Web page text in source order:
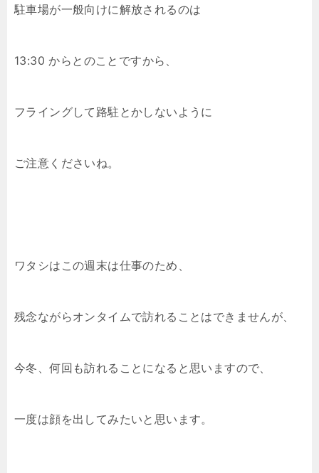
駐車場が一般向けに解放されるのは
13:30 からとのことですから、
フライングして路駐とかしないように
ご注意くださいね。
ワタシはこの週末は仕事のため、
残念ながらオンタイムで訪れることはできませんが、
今冬、何回も訪れることになると思いますので、
一度は顔を出してみたいと思います。